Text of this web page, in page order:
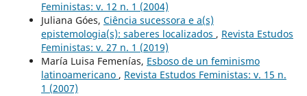
Feministas: v. 12 n. 1 (2004)
Juliana Góes, Ciência sucessora e a(s)
epistemologia(s): saberes localizados , Revista Estudos
Feministas: v. 27 n. 1 (2019)
María Luisa Femenías, Esboso de un feminismo
latinoamericano , Revista Estudos Feministas: v. 15 n.
1 (2007)